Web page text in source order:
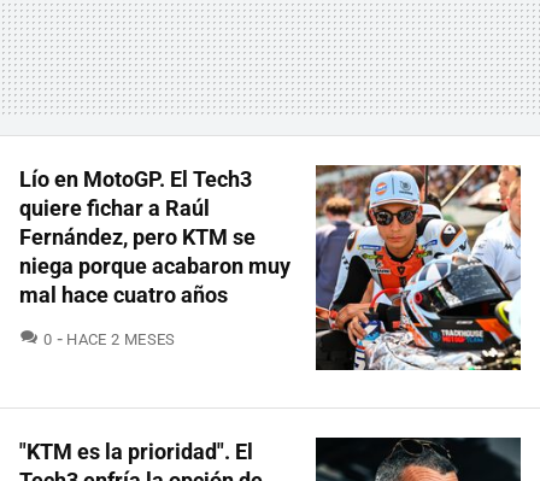
Lío en MotoGP. El Tech3
quiere fichar a Raúl
Fernández, pero KTM se
niega porque acabaron muy
mal hace cuatro años
0 COMENTARIOS
HACE 2 MESES
"KTM es la prioridad". El